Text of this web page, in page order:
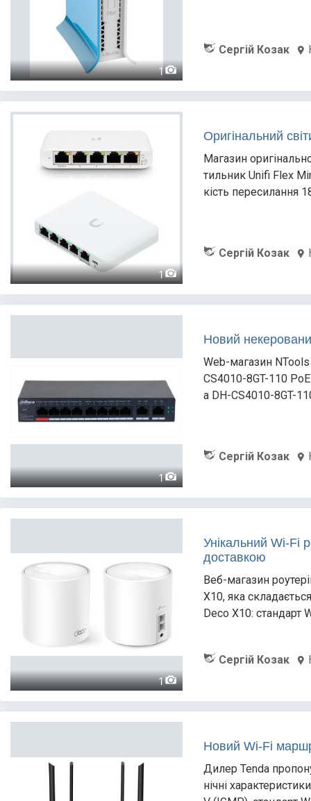
1
Сергій Козак
1
Оригінальний
Магазин
тильник Unifi Flex
кість пересилання
Сергій Козак
1
Новий
Web-магазин
CS4010-8GT-110
a DH-CS4010-8GT-
Сергій Козак
1
Унікальний Wi-Fi
доставкою
Веб-магазин
X10, яка
Deco X10: стандарт
Сергій Козак
Новий Wi-Fi
Дилер Tenda
нічні